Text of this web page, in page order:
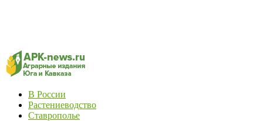
В России
Растениеводство
Ставрополье